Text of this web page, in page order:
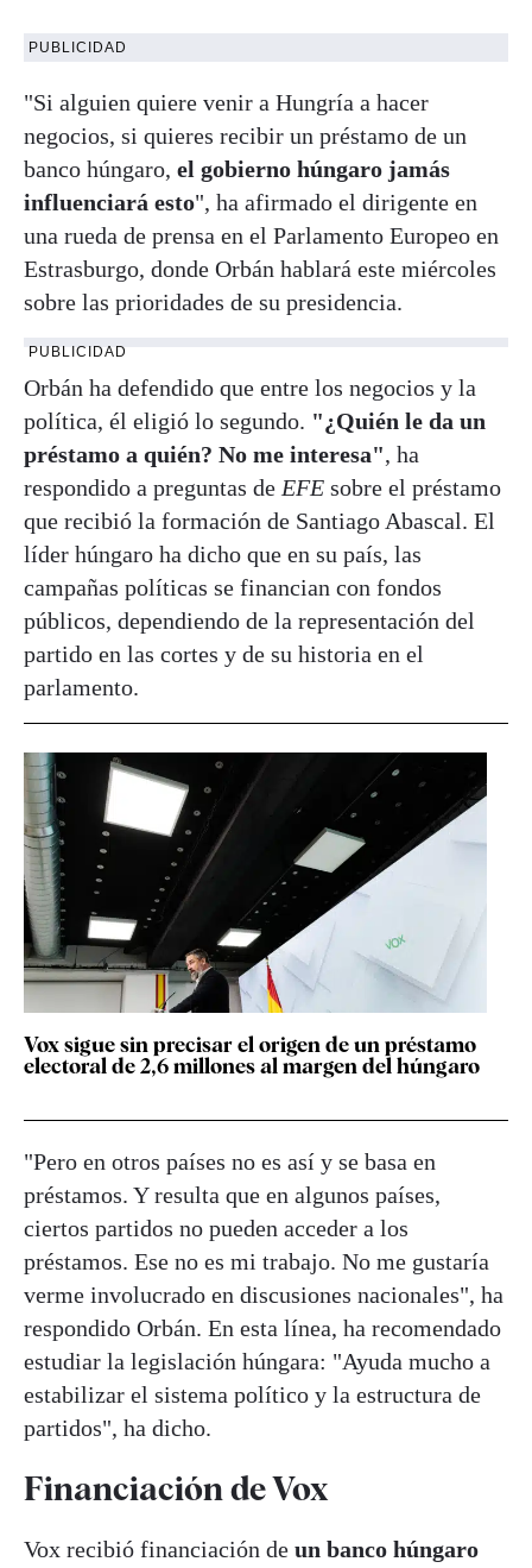
PUBLICIDAD
"Si alguien quiere venir a Hungría a hacer
negocios, si quieres recibir un préstamo de un
banco húngaro, el gobierno húngaro jamás
influenciará esto", ha afirmado el dirigente en
una rueda de prensa en el Parlamento Europeo en
Estrasburgo, donde Orbán hablará este miércoles
sobre las prioridades de su presidencia.
PUBLICIDAD
Orbán ha defendido que entre los negocios y la
política, él eligió lo segundo. "¿Quién le da un
préstamo a quién? No me interesa", ha
respondido a preguntas de EFE sobre el préstamo
que recibió la formación de Santiago Abascal. El
líder húngaro ha dicho que en su país, las
campañas políticas se financian con fondos
públicos, dependiendo de la representación del
partido en las cortes y de su historia en el
parlamento.
Vox sigue sin precisar el origen de un préstamo
electoral de 2,6 millones al margen del húngaro
"Pero en otros países no es así y se basa en
préstamos. Y resulta que en algunos países,
ciertos partidos no pueden acceder a los
préstamos. Ese no es mi trabajo. No me gustaría
verme involucrado en discusiones nacionales", ha
respondido Orbán. En esta línea, ha recomendado
estudiar la legislación húngara: "Ayuda mucho a
estabilizar el sistema político y la estructura de
partidos", ha dicho.
Financiación de Vox
Vox recibió financiación de un banco húngaro